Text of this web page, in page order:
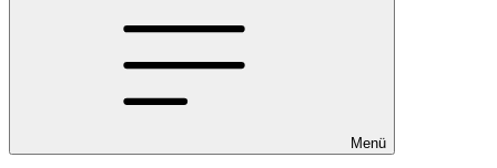
Menü